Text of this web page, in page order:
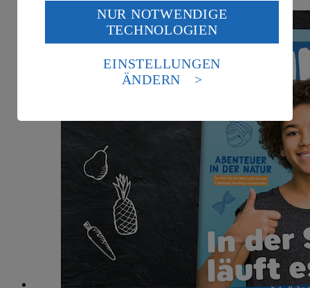
Wenn du auf „Aktivieren“ klickst, willigst du im Sinne
des Art. 49 Abs. 1 Satz 1 lit. a) DSGVO ein, dass deine
Daten in den USA verarbeitet werden. Der EuGH sieht
die USA als Land mit einem nach europäischen
Standards nicht angemessenen Datenschutzniveau an.
Es besteht das Risiko eines Zugriffs durch US-
Informationen zum Herausgeber der Seite findest du
NUR NOTWENDIGE
TECHNOLOGIEN
EINSTELLUNGEN
ÄNDERN